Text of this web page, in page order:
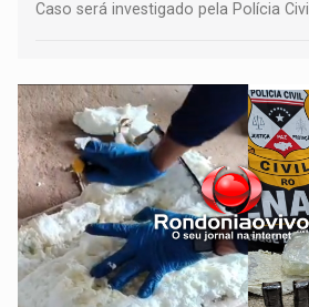
Caso será investigado pela Polícia Civil